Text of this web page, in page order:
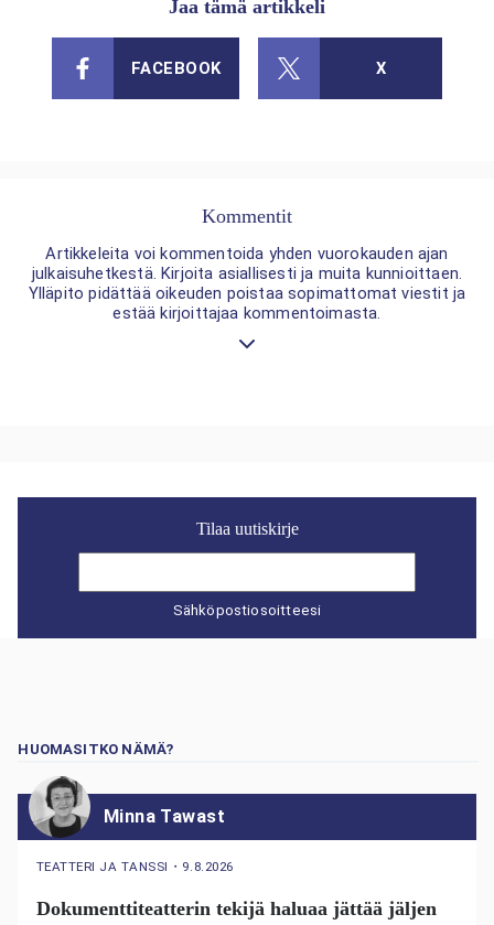
Jaa tämä artikkeli
FACEBOOK X
Kommentit
Artikkeleita voi kommentoida yhden vuorokauden ajan
julkaisuhetkestä. Kirjoita asiallisesti ja muita kunnioittaen.
Ylläpito pidättää oikeuden poistaa sopimattomat viestit ja
estää kirjoittajaa kommentoimasta.
Tilaa uutiskirje
Sähköpostiosoitteesi
HUOMASITKO NÄMÄ?
Minna Tawast
TEATTERI JA TANSSI ・ 9.8.2026
Dokumenttiteatterin tekijä haluaa jättää jäljen